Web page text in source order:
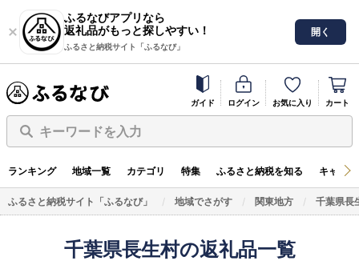
ふるなびアプリなら
返礼品がもっと探しやすい！
ふるさと納税サイト「ふるなび」
開く
ガイド ログイン お気に入り カート
キーワードを入力
ランキング 地域一覧 カテゴリ 特集 ふるさと納税を知る キャン
ふるさと納税サイト「ふるなび」 地域でさがす 関東地方 千葉県長
千葉県長生村の返礼品一覧